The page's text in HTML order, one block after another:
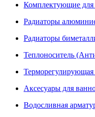
Комплектующие для
Радиаторы
Радиаторы
Теплоноситель
Терморегулирующая
Аксесуары для
Водосливная